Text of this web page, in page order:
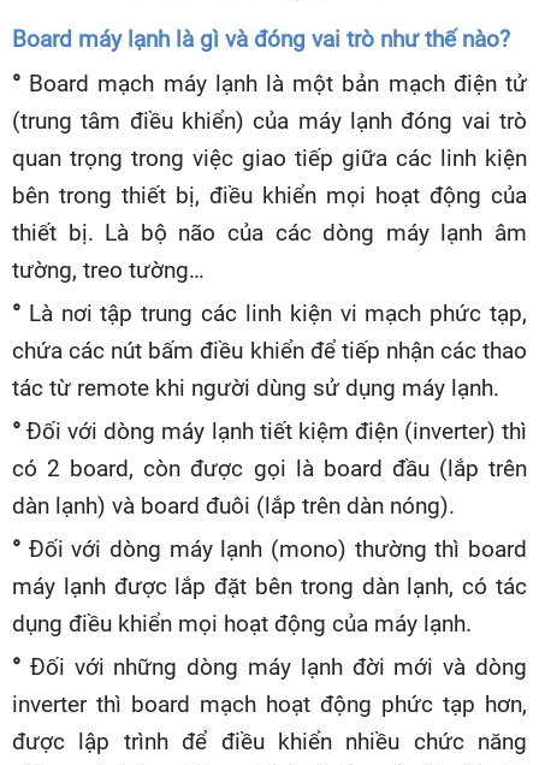
Board máy lạnh là gì và đóng vai trò như thế nào?
° Board mạch máy lạnh là một bản mạch điện tử
(trung tâm điều khiển) của máy lạnh đóng vai trò
quan trọng trong việc giao tiếp giữa các linh kiện
bên trong thiết bị, điều khiển mọi hoạt động của
thiết bị. Là bộ não của các dòng máy lạnh âm
tường, treo tường…
° Là nơi tập trung các linh kiện vi mạch phức tạp,
chứa các nút bấm điều khiển để tiếp nhận các thao
tác từ remote khi người dùng sử dụng máy lạnh.
°Đối với dòng máy lạnh tiết kiệm điện (inverter) thì
có 2 board, còn được gọi là board đầu (lắp trên
dàn lạnh) và board đuôi (lắp trên dàn nóng).
° Đối với dòng máy lạnh (mono) thường thì board
máy lạnh được lắp đặt bên trong dàn lạnh, có tác
dụng điều khiển mọi hoạt động của máy lạnh.
° Đối với những dòng máy lạnh đời mới và dòng
inverter thì board mạch hoạt động phức tạp hơn,
được lập trình để điều khiển nhiều chức năng